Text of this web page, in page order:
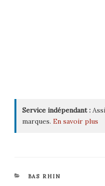
Service indépendant :
marques. En savoir plus
CATÉGORIES
BAS RHIN